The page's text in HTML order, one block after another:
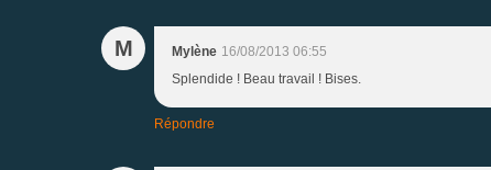
M Mylène 16/08/2013 06:55
Splendide ! Beau travail ! Bises.
Répondre